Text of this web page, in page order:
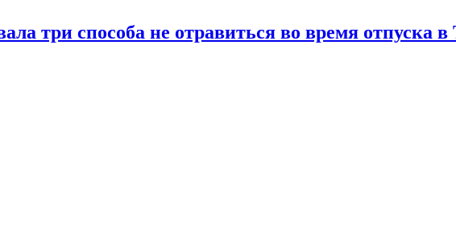
три способа не отравиться во время отпуска в